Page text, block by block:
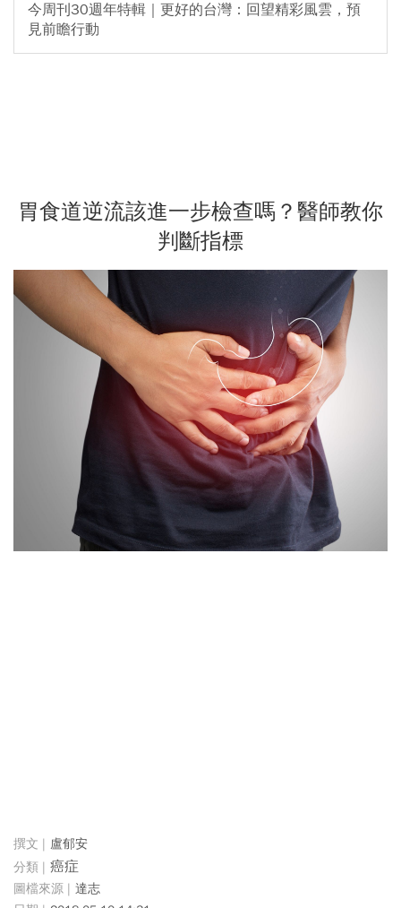
今周刊30週年特輯｜更好的台灣：回望精彩風雲，預
見前瞻行動
胃食道逆流該進一步檢查嗎？醫師教你
判斷指標
盧郁安
癌症
達志